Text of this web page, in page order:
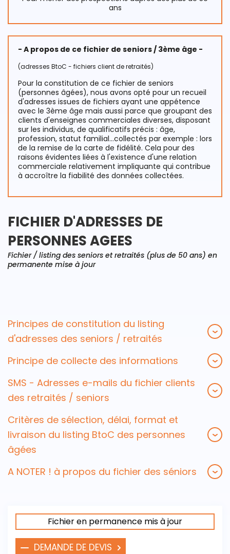
ans
- A propos de ce fichier de seniors / 3ème âge -
(adresses BtoC - fichiers client de retraités)
Pour la constitution de ce fichier de seniors
(personnes âgées), nous avons opté pour un recueil
d'adresses issues de fichiers ayant une appétence
avec le 3ème âge mais aussi parce que groupant des
clients d'enseignes commerciales diverses, disposant
sur les individus, de qualificatifs précis : âge,
profession, statut familial...collectés par exemple : lors
de la remise de la carte de fidélité. Cela pour des
raisons évidentes liées à l'existence d'une relation
commerciale relativement impliquante qui contribue
à accroître la fiabilité des données collectées.
FICHIER D'ADRESSES DE
PERSONNES AGEES
Fichier / listing des seniors et retraités (plus de 50 ans) en
permanente mise à jour
Principes de constitution du listing
d'adresses des seniors / retraités
Principe de collecte des informations
SMS - Adresses e-mails du fichier clients
des retraités / seniors
Critères de sélection, délai, format et
livraison du listing BtoC des personnes
âgées
A NOTER ! à propos du fichier des séniors
Fichier en permanence mis à jour
DEMANDE DE DEVIS